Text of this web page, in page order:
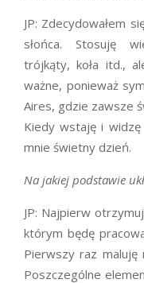
JP: Zdecydowałem
słońca. Stosuję
trójkąty, koła itd.,
ważne, ponieważ
Aires, gdzie zawsze
Kiedy wstaję i widzę
mnie świetny dzień.
Na jakiej podstawie
JP: Najpierw
którym będę
Pierwszy raz maluję
Poszczególne